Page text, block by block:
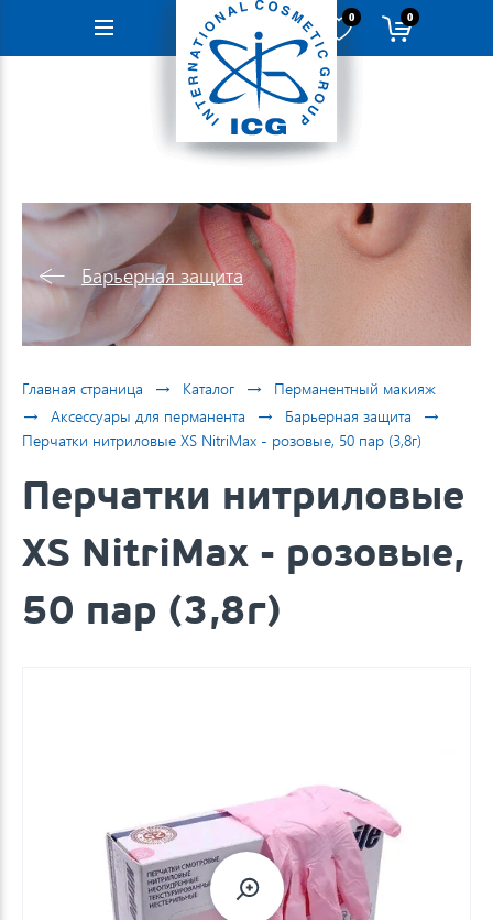
Навигация
0 0
Барьерная защита
Главная страница → Каталог → Перманентный макияж
→ Аксессуары для перманента → Барьерная защита →
Перчатки нитриловые XS NitriMax - розовые, 50 пар (3,8г)
Перчатки нитриловые
XS NitriMax - розовые,
50 пар (3,8г)